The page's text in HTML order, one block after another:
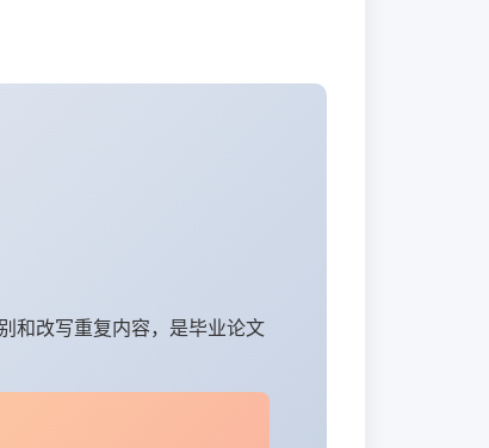
和改写重复内容，是毕业论文